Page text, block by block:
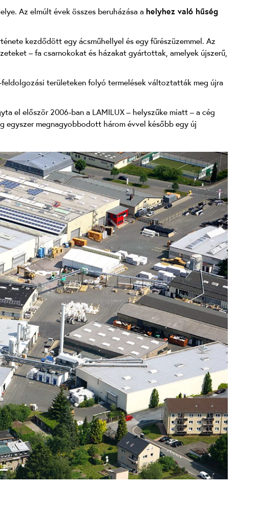
Az elmúlt évek összes beruházása a helyhez való hűség
kezdődött egy ácsműhellyel és egy fűrészüzemmel. Az
– fa csarnokokat és házakat gyártottak, amelyek újszerű,
feldolgozási területeken folyó termelések változtatták meg újra
el először 2006-ban a LAMILUX – helyszűke miatt – a cég
megnagyobbodott három évvel később egy új